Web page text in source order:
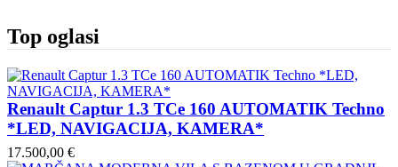
Top oglasi
Renault Captur 1.3 TCe 160 AUTOMATIK Techno
*LED, NAVIGACIJA, KAMERA*
17.500,00 €